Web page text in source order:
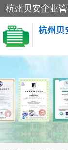
杭州贝
CE认证
SA认证
OHSAS18001